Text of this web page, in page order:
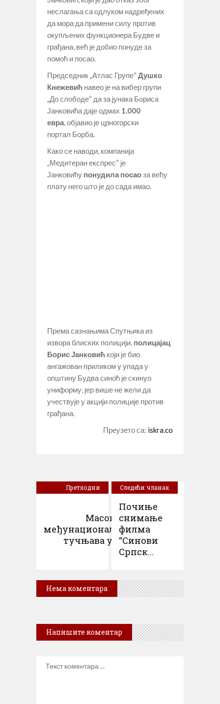
неслагања са одлуком надређених
да мора да примени силу против
окупљених функционера Будве и
грађана, већ је добио понуде за
помоћ и посао.
Председник „Атлас Групе“ Душко
Кнежевић навео је на вибер групи
„До слободе“ да за јунака Бориса
Јанковића даје одмах 1.000
евра , објавио је црногорски
портал Борба.
Како се наводи, компанија
„Медитеран експрес“ је
Јанковићу понудила посаоза већу
плату него што је до сада имао.
Према сазнањима Спутњика из
извора блиских полицији, полицајац
Борис Јанковић који је био
ангажован приликом у упада у
општину Будва синоћ је скинуо
униформу, јер више не жели да
учествује у акцији полиције против
грађана.
Преузето са: iskra.co
Претходни
Масовна
међунационална
тучњава у В...
Следећи чланак
Почиње
снимање
филма
“Синови
Српск...
Нема коментара
Напишите коментар